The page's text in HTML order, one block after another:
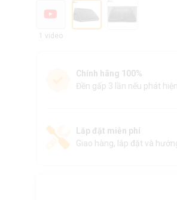
1 video
Chính hãng 100%
Đền gấp 3 lần nếu phát
Lắp đặt miễn phí
Giao hàng, lắp đặt và